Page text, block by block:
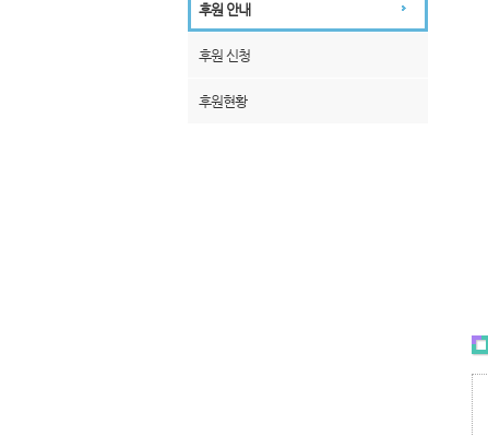
후원 안내
후원 신청
후원현황